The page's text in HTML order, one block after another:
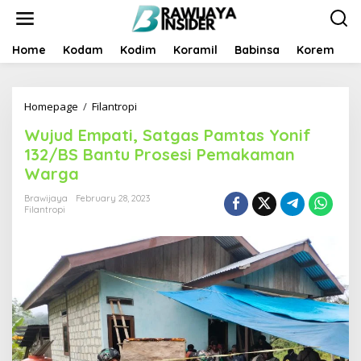
t
Home Kodam Kodim Koramil Babinsa Korem
Homepage / Filantropi
u
d
m
t
i
S
a
a
s
Wujud Empati, Satgas Pamtas Yonif
132/BS Bantu Prosesi Pemakaman
Warga
Brawijaya
February 28, 2023
Filantropi